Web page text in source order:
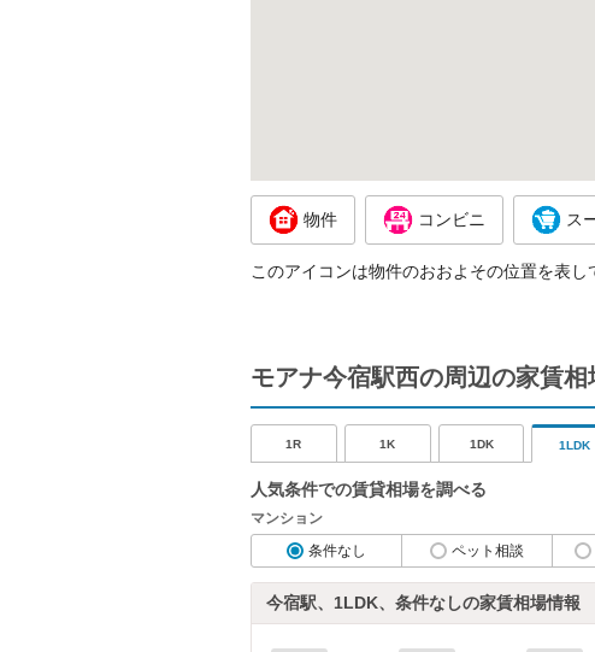
物件 コンビニ ス
このアイコンは物件のおおよその位置を表
モアナ今宿駅西の周辺の家賃相
1R 1K 1DK 1LDK
人気条件での賃貸相場を調べる
マンション
条件なし
ペット相談
今宿駅、1LDK、条件なしの家賃相場情報